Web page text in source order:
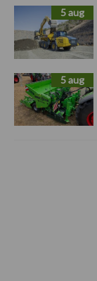
5 aug
5 aug